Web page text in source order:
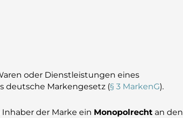
oder Dienstleistungen eines
deutsche Markengesetz (§ 3 MarkenG).
der Marke ein Monopolrecht an den